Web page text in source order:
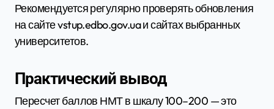
Рекомендуется регулярно проверять обновления
на сайте vstup.edbo.gov.ua и сайтах выбранных
университетов.
Практический вывод
Пересчет баллов НМТ в шкалу 100–200 — это